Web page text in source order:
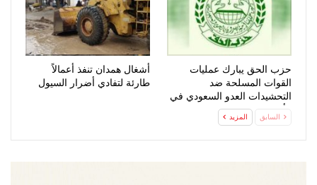
حزب الحق يبارك عمليات
القوات المسلحة ضد
التحشيدات العدو السعودي في
مأرب وحضرموت
أشغال همدان تنفذ أعمالاً
طارئة لتفادي أضرار السيول
السابق المزيد